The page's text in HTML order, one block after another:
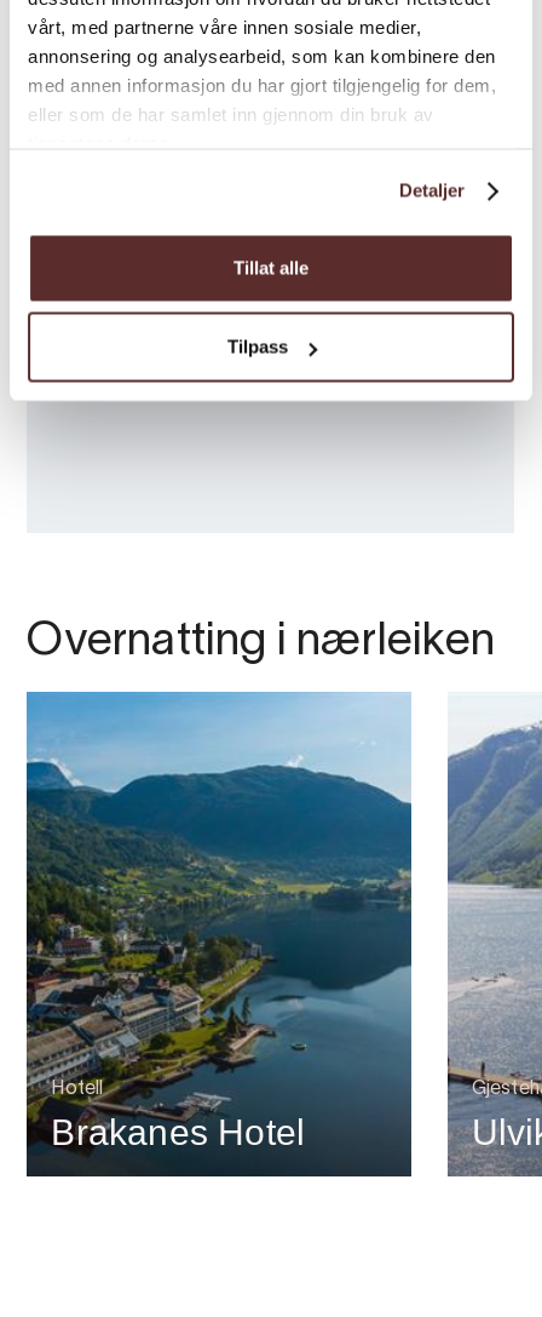
vårt, med partnerne våre innen sosiale medier,
annonsering og analysearbeid, som kan kombinere den
med annen informasjon du har gjort tilgjengelig for dem,
eller som de har samlet inn gjennom din bruk av
Detaljer
Tillat alle
Tilpass
Overnatting i nærleiken
Hotell
Brakanes Hotel